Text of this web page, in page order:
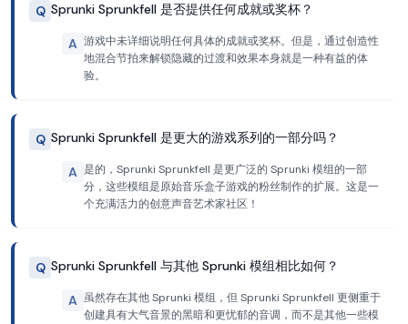
Q Sprunki Sprunkfell 是否提供任何成就或奖杯？
A 游戏中未详细说明任何具体的成就或奖杯。但是，通过创造性
地混合节拍来解锁隐藏的过渡和效果本身就是一种有益的体
验。
Q Sprunki Sprunkfell 是更大的游戏系列的一部分吗？
A 是的，Sprunki Sprunkfell 是更广泛的 Sprunki 模组的一部
分，这些模组是原始音乐盒子游戏的粉丝制作的扩展。这是一
个充满活力的创意声音艺术家社区！
Q Sprunki Sprunkfell 与其他 Sprunki 模组相比如何？
A 虽然存在其他 Sprunki 模组，但 Sprunki Sprunkfell 更侧重于
创建具有大气音景的黑暗和更忧郁的音调，而不是其他一些模